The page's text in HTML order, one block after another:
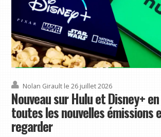
Nolan Girault le 26 juillet 2026
Nouveau sur Hulu et Disney+
toutes les nouvelles émissions
regarder